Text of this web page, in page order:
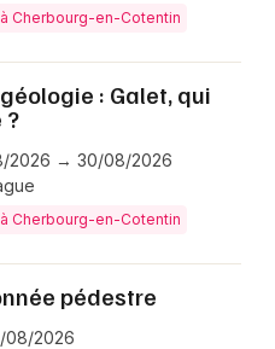
Cherbourg-en-Cotentin
: Galet, qui
?
2026 → 30/08/2026
Cherbourg-en-Cotentin
pédestre
08/2026